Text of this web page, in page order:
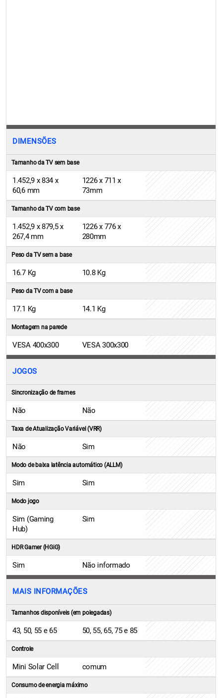
DIMENSÕES
Tamanho da TV sem base
1.452,9 x 834 x
60,6 mm
1226 x 711 x
73mm
Tamanho da TV com base
1.452,9 x 879,5 x
267,4 mm
1226 x 776 x
280mm
Peso da TV sem a base
16.7 Kg 10.8 Kg
Peso da TV com a base
17.1 Kg 14.1 Kg
Montagem na parede
VESA 400x300 VESA 300x300
JOGOS
Sincronização de frames
Não Não
Taxa de Atualização Variável (VRR)
Não Sim
Modo de baixa latência automático (ALLM)
Sim Sim
Modo jogo
Sim (Gaming
Hub)
Sim
HDR Gamer (HGiG)
Sim Não informado
MAIS INFORMAÇÕES
Tamanhos disponíveis (em polegadas)
43, 50, 55 e 65 50, 55, 65, 75 e 85
Controle
Mini Solar Cell comum
Consumo de energia máximo